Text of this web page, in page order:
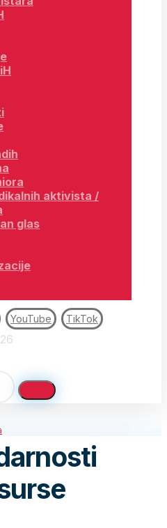
aktivista /
glas
YouTube TikTok